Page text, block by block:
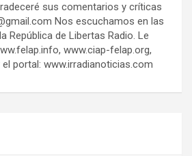
sus comentarios y críticas
Nos escuchamos en las
República de Libertas Radio. Le
www.ciap-felap.org,
portal: www.irradianoticias.com